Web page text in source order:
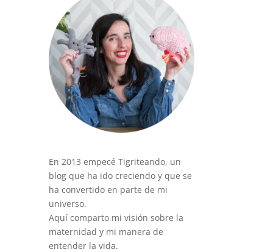
En 2013 empecé Tigriteando, un
blog que ha ido creciendo y que se
ha convertido en parte de mi
universo.
Aquí comparto mi visión sobre la
maternidad y mi manera de
entender la vida.